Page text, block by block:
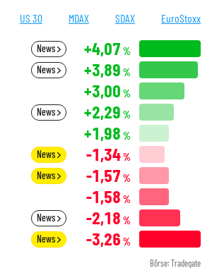
US 30 MDAX SDAX EuroStoxx
News +4,07 %
News +3,89 %
+3,00 %
News +2,29 %
+1,98 %
News -1,34%
News -1,57 %
-1,58 %
News -2,18 %
News -3,26 %
Börse: Tradegate